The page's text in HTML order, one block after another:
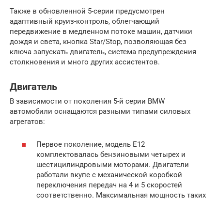
Также в обновленной 5-серии предусмотрен
адаптивный круиз-контроль, облегчающий
передвижение в медленном потоке машин, датчики
дождя и света, кнопка Star/Stop, позволяющая без
ключа запускать двигатель, система предупреждения
столкновения и много других ассистентов.
Двигатель
В зависимости от поколения 5-й серии BMW
автомобили оснащаются разными типами силовых
агрегатов:
Первое поколение, модель Е12
комплектовалась бензиновыми четырех и
шестицилиндровыми моторами. Двигатели
работали вкупе с механической коробкой
переключения передач на 4 и 5 скоростей
соответственно. Максимальная мощность таких